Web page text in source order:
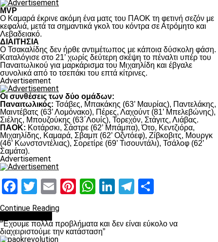
MVP
Ο Καμαρά έκρινε ακόμη ένα ματς του ΠΑΟΚ τη φετινή σεζόν με
κεφαλιά, μετά τα σημαντικά γκολ του κόντρα σε Ατρόμητο και
Λεβαδειακό.
ΔΙΑΙΤΗΣΙΑ
Ο Τσακαλίδης δεν ήρθε αντιμέτωπος με κάποια δύσκολη φάση.
Καταλόγισε στο 21’ χωρίς δεύτερη σκέψη το πέναλτι υπέρ του
Παναιτωλικού για μαρκάρισμα του Μιχαηλίδη και έβγαλε
συνολικά από το τσεπάκι του επτά κίτρινες.
Advertisement
Οι συνθέσεις των δύο ομάδων:
Παναιτωλικός: Τσάβες, Μπακάκης (63’ Μαυρίας), Παντελάκης,
Μαιντέβατς (63’ Λομόνακο), Πέρες, Λαχούντ (81’ Μπελεβώνης),
Σιέλης, Μπουζούκης (63΄Λουίς), Τορεχόν, Στάγιτς, Λιάβας.
ΠΑΟΚ: Κοτάρσκι, Σάστρε (62’ Μπάμπα), Ότο, Κεντζιόρα,
Μιχαηλίδης, Καμαρά, Σβαμπ (62’ Οζντόεφ), Ζίβκοβιτς, Μουργκ
(46’ Κωνστσντέλιας), Σορετίρε (69’ Τισουντάλι), Τσάλοφ (62’
Σαμάτα).
Advertisement
Facebook
Twitter
EmailPinterest
WhatsApp
LinkedIn
Telegram
Continue Reading
“Έχουμε πολλά προβλήματα και δεν είναι εύκολο να
διαχειριστούμε την κατάσταση”